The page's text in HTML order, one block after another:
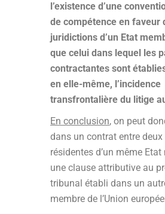
l’existence d’une
de compétence en faveur
juridictions d’un Etat
que celui dans lequel les
contractantes sont
en elle-même, l’incidence
transfrontalière du litige
En conclusion, on peut
dans un contrat entre
résidentes d’un même Etat
une clause attributive au
tribunal établi dans un
membre de l’Union